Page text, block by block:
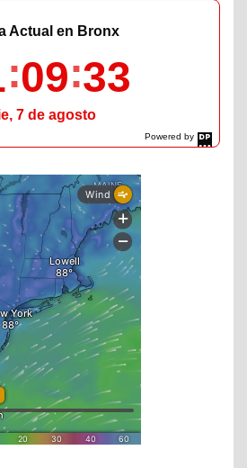
Powered by
DaysPedia.com
Actual en Bronx
09 34
7 de agosto